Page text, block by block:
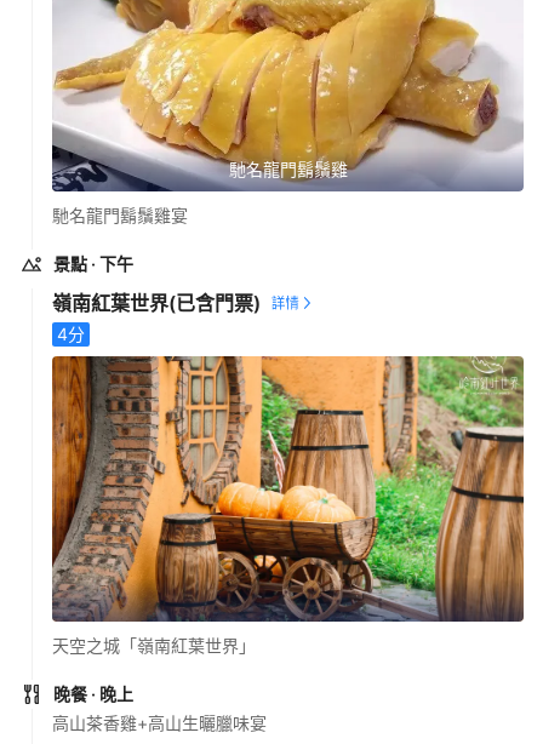
馳名龍門鬍鬚雞
馳名龍門鬍鬚雞宴
景點 · 下午
嶺南紅葉世界(已含門票)
4分
天空之城「嶺南紅葉世界」
晚餐 · 晚上
高山茶香雞+高山生曬臘味宴